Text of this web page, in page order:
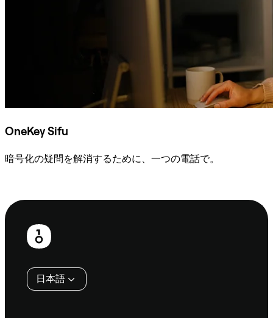
OneKey Sifu
暗号化の疑問を解消するために、一つの電話で。
フ
日本語